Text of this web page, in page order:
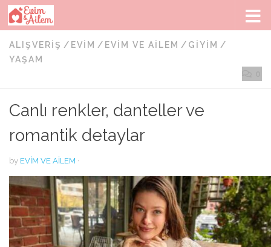
Skip to content
ALIŞVERIŞ / EVIM / EVIM VE AILEM / GIYIM /
YAŞAM
Canlı renkler, danteller ve
romantik detaylar
by EVIM VE AILEM ·